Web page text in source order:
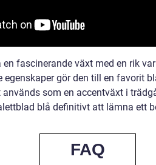
fascinerande växt med en rik
gör den till en favorit
som en accentväxt i
blå definitivt att lämna ett
FAQ